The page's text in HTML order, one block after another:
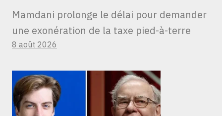
Mamdani prolonge le délai pour demander
une exonération de la taxe pied-à-terre
8 août 2026